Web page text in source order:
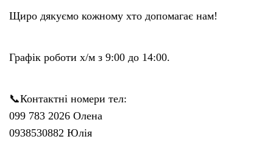
Щиро дякуємо кожному хто допомагає нам!
Графік роботи х/м з 9:00 до 14:00.
📞Контактні номери тел:
099 783 2026 Олена
0938530882 Юлія